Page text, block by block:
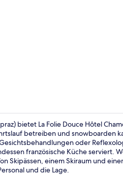
bietet La Folie Douce Hôtel
betreiben und snowboarden
oder
französische Küche serviert.
Skipässen, einem Skiraum und
und die Lage.